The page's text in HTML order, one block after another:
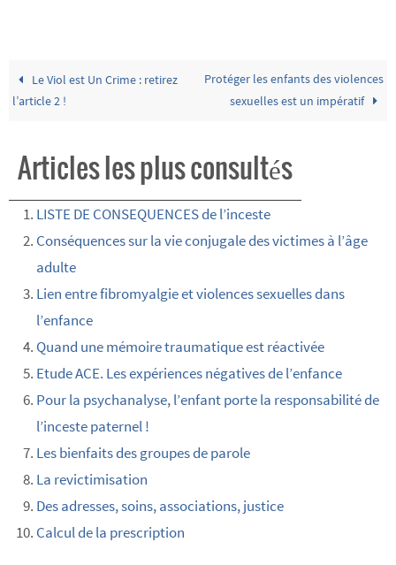
Le Viol est Un Crime : retirez
l’article 2 !
Protéger les enfants des violences
sexuelles est un impératif
Articles les plus consultés
LISTE DE CONSEQUENCES de l’inceste
Conséquences sur la vie conjugale des victimes à l’âge
adulte
Lien entre fibromyalgie et violences sexuelles dans
l’enfance
Quand une mémoire traumatique est réactivée
Etude ACE. Les expériences négatives de l’enfance
Pour la psychanalyse, l’enfant porte la responsabilité de
l’inceste paternel !
Les bienfaits des groupes de parole
La revictimisation
Des adresses, soins, associations, justice
Calcul de la prescription